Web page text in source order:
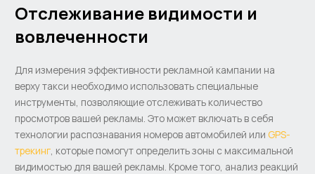
Отслеживание видимости и
вовлеченности
Для измерения эффективности рекламной кампании на
верху такси необходимо использовать специальные
инструменты, позволяющие отслеживать количество
просмотров вашей рекламы. Это может включать в себя
технологии распознавания номеров автомобилей или GPS-
трекинг , которые помогут определить зоны с максимальной
видимостью для вашей рекламы. Кроме того, анализ реакций